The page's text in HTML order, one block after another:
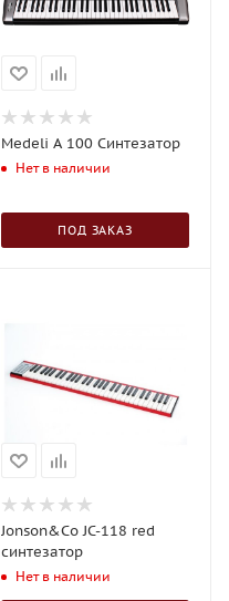
Medeli A 100 Синтезатор
Нет в наличии
ПОД ЗАКАЗ
Jonson&Co JC-118 red
синтезатор
Нет в наличии